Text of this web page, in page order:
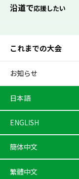
沿道で応援したい
これまでの大会
お知らせ
日本語
ENGLISH
簡体中文
繁體中文